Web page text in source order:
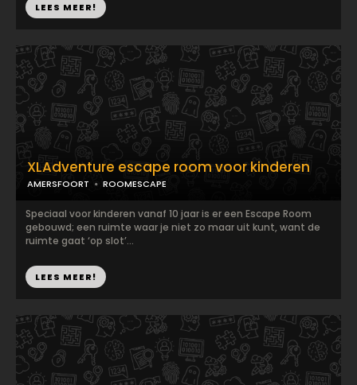
LEES MEER!
XLAdventure escape room voor kinderen
AMERSFOORT ROOMESCAPE
Speciaal voor kinderen vanaf 10 jaar is er een Escape Room
gebouwd; een ruimte waar je niet zo maar uit kunt, want de
ruimte gaat ‘op slot’...
LEES MEER!